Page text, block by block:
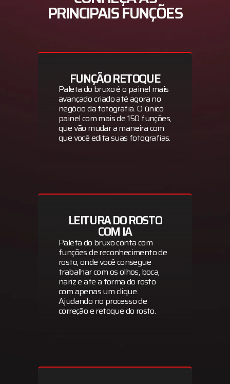
PRINCIPAIS FUNÇÕES
FUNÇÃO RETOQUE
Paleta do bruxo é o painel mais
avançado criado até agora no
negócio da fotografia. O único
painel com mais de 150 funções,
que vão mudar a maneira com
que você edita suas fotografias.
LEITURA DO ROSTO
COM IA
Paleta do bruxo conta com
funções de reconhecimento de
rosto, onde você consegue
trabalhar com os olhos, boca,
nariz e ate a forma do rosto
com apenas um clique.
Ajudando no processo de
correção e retoque do rosto.